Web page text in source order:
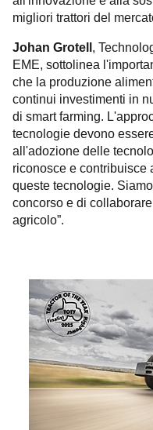
migliori trattori del
Johan Grotell ,
EME, sottolinea
che la produzione
continui investimenti in
di smart farming.
tecnologie devono
all'adozione delle
riconosce e contribuisce
queste tecnologie.
concorso e di
agricolo”.